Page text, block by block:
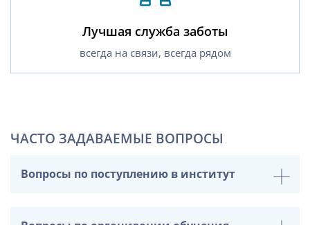
Лучшая служба заботы
всегда на связи, всегда рядом
ЧАСТО ЗАДАВАЕМЫЕ ВОПРОСЫ
Вопросы по поступлению в институт